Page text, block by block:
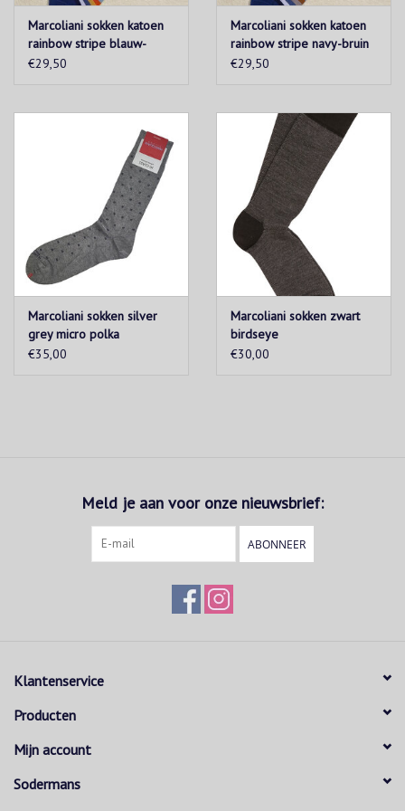
wassen
Marcoliani sokken katoen
rainbow stripe blauw-
oranje
€29,50
Marcoliani sokken katoen
rainbow stripe navy-bruin
€29,50
Marcoliani sokken silver
grey micro polka
€35,00
Marcoliani sokken zwart
birdseye
€30,00
Meld je aan voor onze nieuwsbrief:
ABONNEER
Klantenservice
Producten
Mijn account
Sodermans